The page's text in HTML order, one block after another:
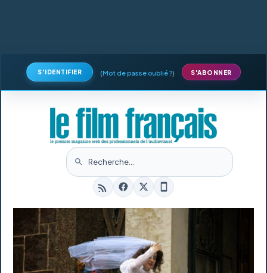
S'IDENTIFIER (Mot de passe oublié ?) S'ABONNER